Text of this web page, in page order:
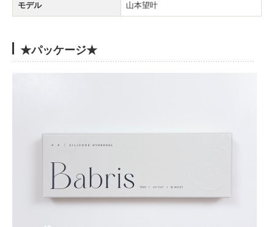
モデル 山本望叶
★パッケージ★